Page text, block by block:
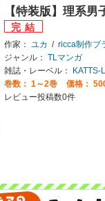
【特装版】理系
作家： ユカ / ricca制作ブ
ジャンル： TLマンガ
雑誌・レーベル：
KATTS-L
巻数： 1～2巻
価格：
レビュー投稿数0件